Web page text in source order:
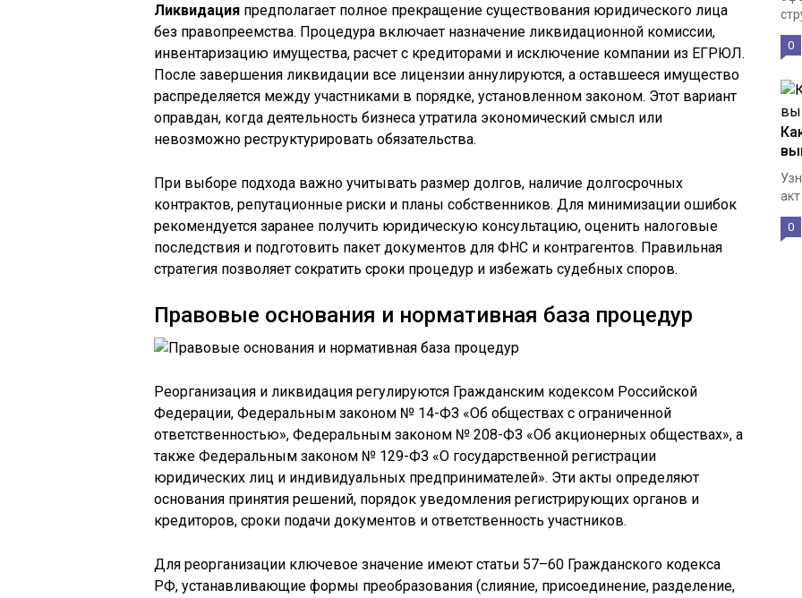
Ликвидация предполагает полное прекращение существования юридического лица
без правопреемства. Процедура включает назначение ликвидационной комиссии,
инвентаризацию имущества, расчет с кредиторами и исключение компании из ЕГРЮЛ.
После завершения ликвидации все лицензии аннулируются, а оставшееся имущество
распределяется между участниками в порядке, установленном законом. Этот вариант
оправдан, когда деятельность бизнеса утратила экономический смысл или
невозможно реструктурировать обязательства.
При выборе подхода важно учитывать размер долгов, наличие долгосрочных
контрактов, репутационные риски и планы собственников. Для минимизации ошибок
рекомендуется заранее получить юридическую консультацию, оценить налоговые
последствия и подготовить пакет документов для ФНС и контрагентов. Правильная
стратегия позволяет сократить сроки процедур и избежать судебных споров.
Правовые основания и нормативная база процедур
Реорганизация и ликвидация регулируются Гражданским кодексом Российской
Федерации, Федеральным законом № 14-ФЗ «Об обществах с ограниченной
ответственностью», Федеральным законом № 208-ФЗ «Об акционерных обществах», а
также Федеральным законом № 129-ФЗ «О государственной регистрации
юридических лиц и индивидуальных предпринимателей». Эти акты определяют
основания принятия решений, порядок уведомления регистрирующих органов и
кредиторов, сроки подачи документов и ответственность участников.
Для реорганизации ключевое значение имеют статьи 57–60 Гражданского кодекса
РФ, устанавливающие формы преобразования (слияние, присоединение, разделение,
0
0